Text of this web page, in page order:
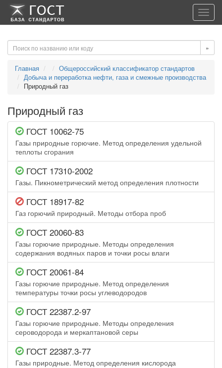
-->-->
»
Главная
Общероссийский классификатор стандартов
Добыча и переработка нефти, газа и смежные производства
Природный газ
Природный газ
ГОСТ 10062-75
Газы природные горючие. Метод определения удельной
теплоты сгорания
ГОСТ 17310-2002
Газы. Пикнометрический метод определения плотности
ГОСТ 18917-82
Газ горючий природный. Методы отбора проб
ГОСТ 20060-83
Газы горючие природные. Методы определения
содержания водяных паров и точки росы влаги
ГОСТ 20061-84
Газы горючие природные. Метод определения
температуры точки росы углеводородов
ГОСТ 22387.2-97
Газы горючие природные. Методы определения
сероводорода и меркаптановой серы
ГОСТ 22387.3-77
Газы природные. Метод определения кислорода